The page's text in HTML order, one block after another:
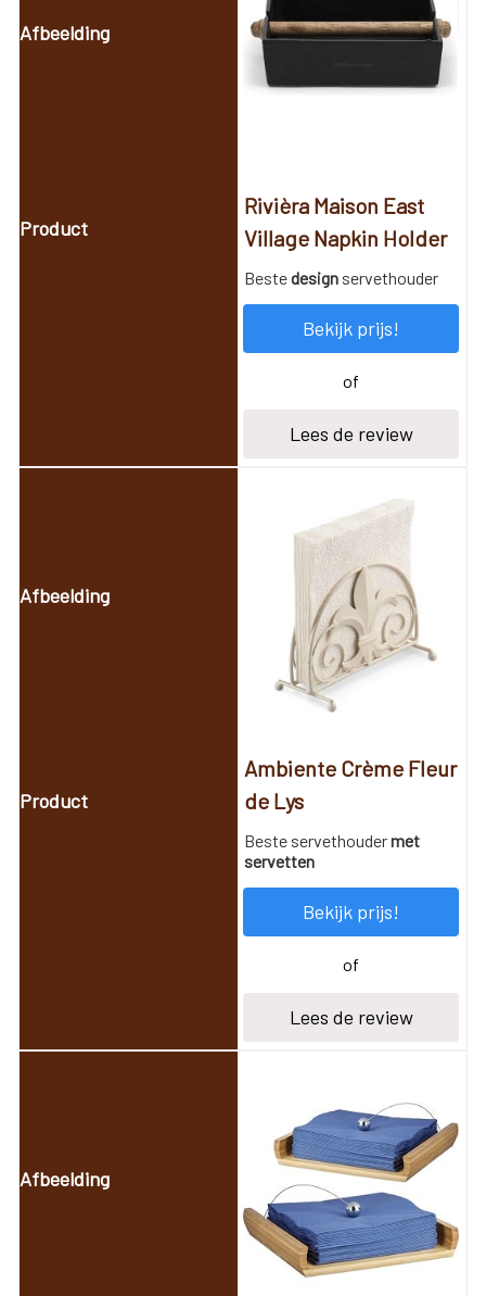
Rivièra Maison East
Village Napkin Holder
Bestedesign servethouder
Bekijk prijs!
of
Lees de review
Ambiente Crème Fleur
de Lys
Beste servethoudermet
servetten
Bekijk prijs!
of
Lees de review